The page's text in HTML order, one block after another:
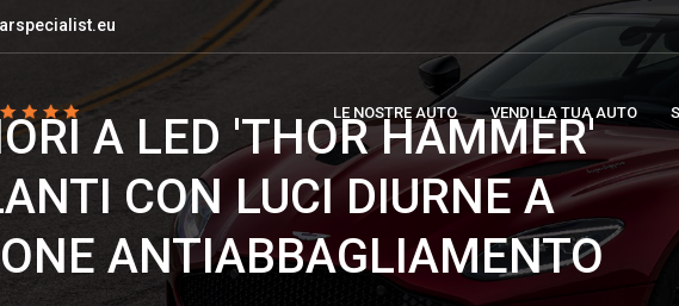
LE NOSTRE AUTO VENDI LA TUA AUTO
A LED 'THOR HAMMER'
CON LUCI DIURNE A
ANTIABBAGLIAMENTO